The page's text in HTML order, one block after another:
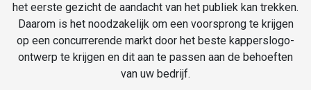
het eerste gezicht de aandacht van het publiek kan trekken.
Daarom is het noodzakelijk om een voorsprong te krijgen
op een concurrerende markt door het beste kapperslogo-
ontwerp te krijgen en dit aan te passen aan de behoeften
van uw bedrijf.